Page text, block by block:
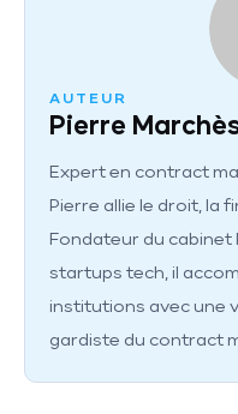
AUTEUR
Pierre
Expert en contract
Pierre allie le droit, la
Fondateur du cabinet
startups tech, il
institutions avec une
gardiste du contract